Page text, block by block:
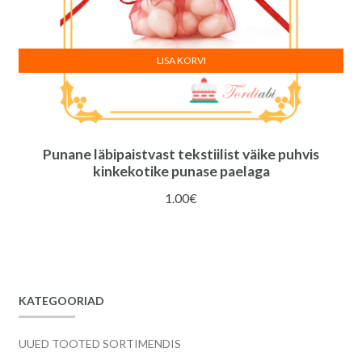
Punane läbipaistvast tekstiilist väike puhvis
kinkekotike punase paelaga
1.00€
LISA KORVI
KATEGOORIAD
UUED TOOTED SORTIMENDIS